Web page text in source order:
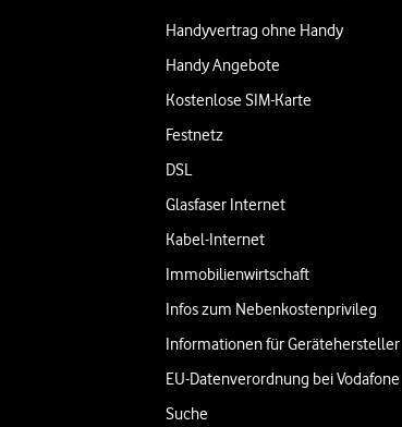
Handyvertrag ohne Handy
Handy Angebote
Kostenlose SIM-Karte
Festnetz
DSL
Glasfaser Internet
Kabel-Internet
Immobilienwirtschaft
Infos zum Nebenkostenprivileg
Informationen für Gerätehersteller
EU-Datenverordnung bei Vodafone
Suche